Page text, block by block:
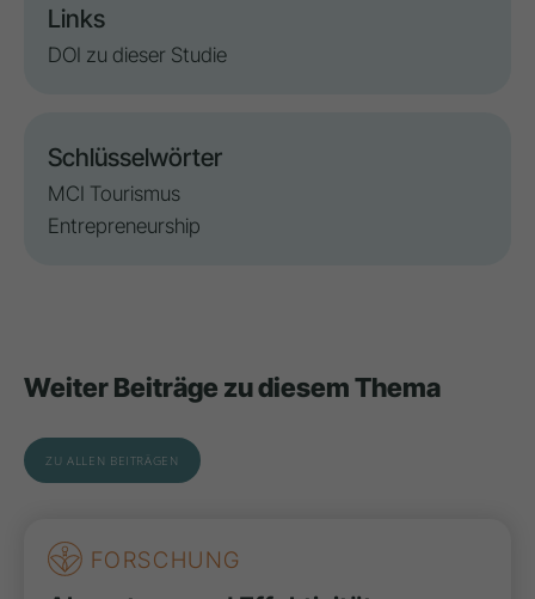
Links
DOI zu dieser Studie
Schlüsselwörter
MCI Tourismus
Entrepreneurship
Weiter Beiträge zu diesem Thema
ZU ALLEN BEITRÄGEN
FORSCHUNG